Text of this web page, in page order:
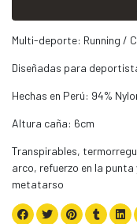
Multi-deporte: Running /
Diseñadas para
Hechas en Perú: 94%
Altura caña: 6cm
Transpirables,
arco, refuerzo en la
metatarso